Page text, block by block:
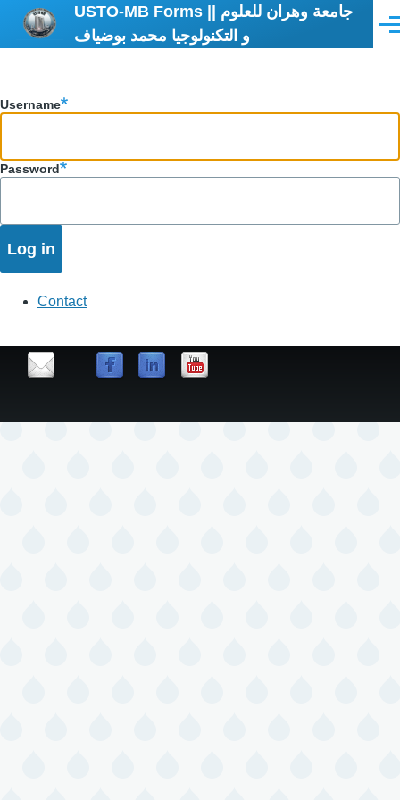
Skip to main content
USTO-MB Forms || جامعة وهران للعلوم
و التكنولوجيا محمد بوضياف
Username
Password
contact
Contact